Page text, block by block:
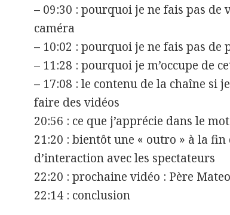
– 09:30 : pourquoi je ne fais pas de
caméra
– 10:02 : pourquoi je ne fais pas de
– 11:28 : pourquoi je m’occupe de
– 17:08 : le contenu de la chaîne
faire des vidéos
20:56 : ce que j’apprécie dans le
21:20 : bientôt une « outro » à la
d’interaction avec les spectateurs
22:20 : prochaine vidéo : Père Mateo
22:14 : conclusion